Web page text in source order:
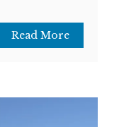
Read More